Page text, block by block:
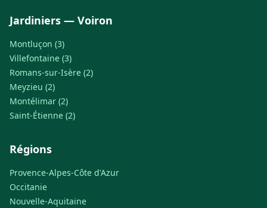
Jardiniers — Voiron
Montluçon (3)
Villefontaine (3)
Romans-sur-Isère (2)
Meyzieu (2)
Montélimar (2)
Saint-Étienne (2)
Régions
Provence-Alpes-Côte d'Azur
Occitanie
Nouvelle-Aquitaine